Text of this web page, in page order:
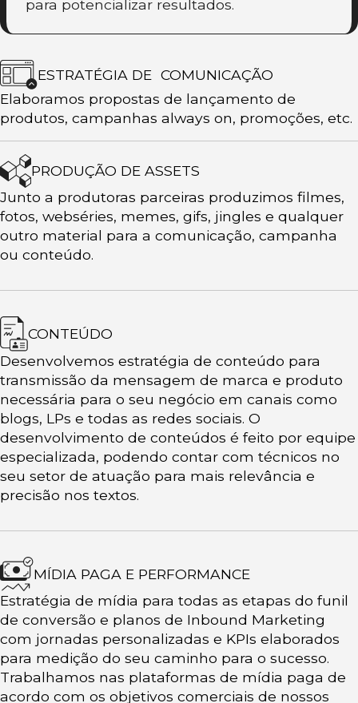
para potencializar resultados.
ESTRATÉGIA DE COMUNICAÇÃO
Elaboramos propostas de lançamento de
produtos, campanhas always on, promoções, etc.
PRODUÇÃO DE ASSETS
Junto a produtoras parceiras produzimos filmes,
fotos, webséries, memes, gifs, jingles e qualquer
outro material para a comunicação, campanha
ou conteúdo.
CONTEÚDO
Desenvolvemos estratégia de conteúdo para
transmissão da mensagem de marca e produto
necessária para o seu negócio em canais como
blogs, LPs e todas as redes sociais. O
desenvolvimento de conteúdos é feito por equipe
especializada, podendo contar com técnicos no
seu setor de atuação para mais relevância e
precisão nos textos.
MÍDIA PAGA E PERFORMANCE
Estratégia de mídia para todas as etapas do funil
de conversão e planos de Inbound Marketing
com jornadas personalizadas e KPIs elaborados
para medição do seu caminho para o sucesso.
Trabalhamos nas plataformas de mídia paga de
acordo com os objetivos comerciais de nossos